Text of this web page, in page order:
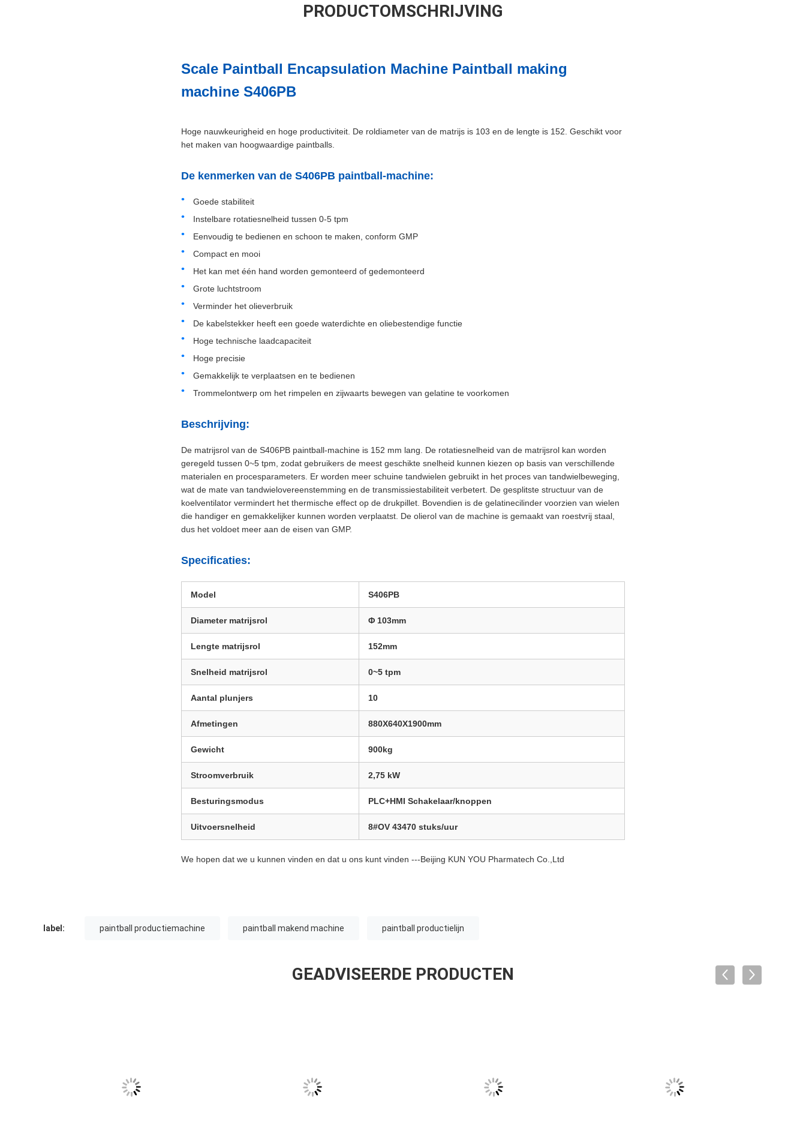
PRODUCTOMSCHRIJVING
Scale Paintball Encapsulation Machine Paintball making
machine S406PB
Hoge nauwkeurigheid en hoge productiviteit. De roldiameter van de matrijs is 103 en de lengte is 152. Geschikt voor
het maken van hoogwaardige paintballs.
De kenmerken van de S406PB paintball-machine:
Goede stabiliteit
Instelbare rotatiesnelheid tussen 0-5 tpm
Eenvoudig te bedienen en schoon te maken, conform GMP
Compact en mooi
Het kan met één hand worden gemonteerd of gedemonteerd
Grote luchtstroom
Verminder het olieverbruik
De kabelstekker heeft een goede waterdichte en oliebestendige functie
Hoge technische laadcapaciteit
Hoge precisie
Gemakkelijk te verplaatsen en te bedienen
Trommelontwerp om het rimpelen en zijwaarts bewegen van gelatine te voorkomen
Beschrijving:
De matrijsrol van de S406PB paintball-machine is 152 mm lang. De rotatiesnelheid van de matrijsrol kan worden
geregeld tussen 0~5 tpm, zodat gebruikers de meest geschikte snelheid kunnen kiezen op basis van verschillende
materialen en procesparameters. Er worden meer schuine tandwielen gebruikt in het proces van tandwielbeweging,
wat de mate van tandwielovereenstemming en de transmissiestabiliteit verbetert. De gesplitste structuur van de
koelventilator vermindert het thermische effect op de drukpillet. Bovendien is de gelatinecilinder voorzien van wielen
die handiger en gemakkelijker kunnen worden verplaatst. De olierol van de machine is gemaakt van roestvrij staal,
dus het voldoet meer aan de eisen van GMP.
Specificaties:
Model S406PB
Diameter matrijsrol Φ 103mm
Lengte matrijsrol 152mm
Snelheid matrijsrol 0~5 tpm
Aantal plunjers 10
Afmetingen 880X640X1900mm
Gewicht 900kg
Stroomverbruik 2,75 kW
Besturingsmodus PLC+HMI Schakelaar/knoppen
Uitvoersnelheid 8#OV 43470 stuks/uur
We hopen dat we u kunnen vinden en dat u ons kunt vinden ---Beijing KUN YOU Pharmatech Co.,Ltd
label: paintball productiemachine paintball makend machine paintball productielijn
GEADVISEERDE PRODUCTEN